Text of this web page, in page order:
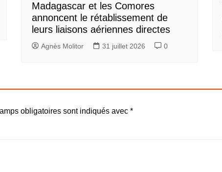
Madagascar et les Comores
annoncent le rétablissement de
leurs liaisons aériennes directes
Agnès Molitor 31 juillet 2026 0
obligatoires sont indiqués avec *